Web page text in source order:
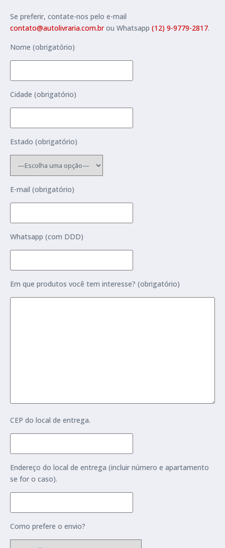
Se preferir, contate-nos pelo e-mail
contato@autolivraria.com.brou Whatsapp (12) 9-9779-2817.
Nome (obrigatório)
Cidade (obrigatório)
Estado (obrigatório)
E-mail (obrigatório)
Whatsapp (com DDD)
Em que produtos você tem interesse? (obrigatório)
CEP do local de entrega.
Endereço do local de entrega (incluir número e apartamento
se for o caso).
Como prefere o envio?